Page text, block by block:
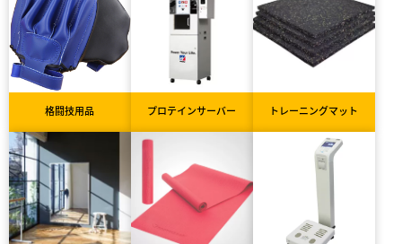
格闘技用品 プロテインサーバー トレーニングマット